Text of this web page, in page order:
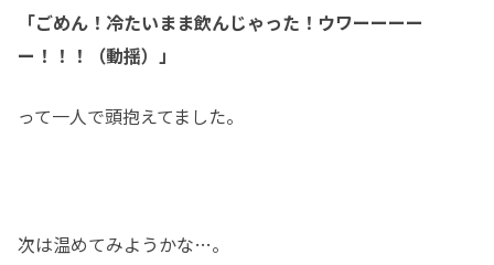
「ごめん！冷たいまま飲んじゃった！ウワーーーー
ー！！！（動揺）」
って一人で頭抱えてました。
次は温めてみようかな…。